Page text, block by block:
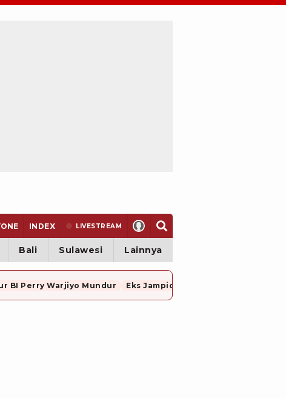
INDEX LIVESTREAM
Bali Sulawesi Lainnya
BI Perry Warjiyo Mundur